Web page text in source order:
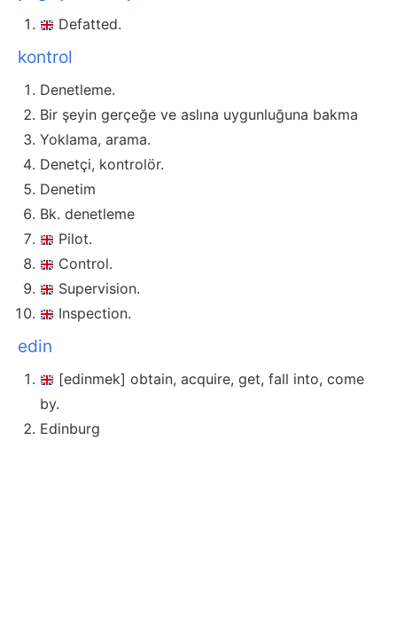
Defatted.
kontrol
Denetleme.
Bir şeyin gerçeğe ve aslına uygunluğuna bakma
Yoklama, arama.
Denetçi, kontrolör.
Denetim
Bk. denetleme
Pilot.
Control.
Supervision.
Inspection.
edin
[edinmek] obtain, acquire, get, fall into, come
by.
Edinburg